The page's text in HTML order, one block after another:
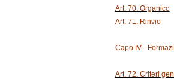
Art. 70. Organico
Art. 71. Rinvio
Capo IV -
Art. 72. Criteri